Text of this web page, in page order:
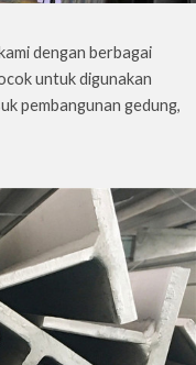
dengan berbagai
untuk digunakan
pembangunan gedung,